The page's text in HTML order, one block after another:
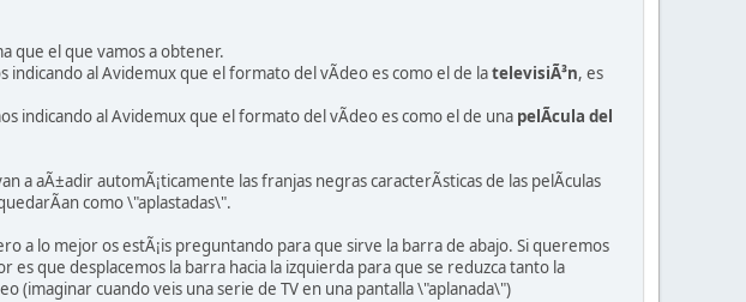
que el que vamos a obtener.
al Avidemux que el formato del vÃ­deo es como el de latelevisiÃ³n, es
indicando al Avidemux que el formato del vÃ­deo es como el de una pelÃ­cula del
a aÃ±adir automÃ¡ticamente las franjas negras caracterÃ­sticas de las pelÃ­culas
como \"aplastadas\".
a lo mejor os estÃ¡is preguntando para que sirve la barra de abajo. Si queremos
que desplacemos la barra hacia la izquierda para que se reduzca tanto la
(imaginar cuando veis una serie de TV en una pantalla \"aplanada\")